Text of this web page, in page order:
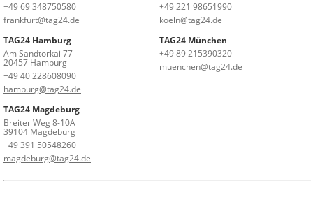
+49 69 348750580
frankfurt@tag24.de
+49 221 98651990
koeln@tag24.de
TAG24 Hamburg
Am Sandtorkai 77
20457 Hamburg
+49 40 228608090
hamburg@tag24.de
TAG24 München
+49 89 215390320
muenchen@tag24.de
TAG24 Magdeburg
Breiter Weg 8-10A
39104 Magdeburg
+49 391 50548260
magdeburg@tag24.de